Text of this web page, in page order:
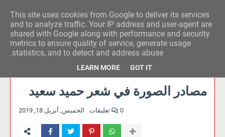
وكالة الحدث للآراء
مصادر الصورة في شعر حميد سعيد
الخميس, أبريل 18, 2019 0 تعليقات
This site uses cookies from Google to deliver its services
and to analyze traffic. Your IP address and user-agent are
shared with Google along with performance and security
metrics to ensure quality of service, generate usage
statistics, and to detect and address abuse.
LEARN MORE GOT IT